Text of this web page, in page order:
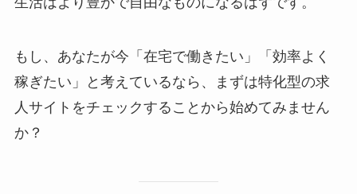
もし、あなたが今「在宅で働きたい」「効率よく
稼ぎたい」と考えているなら、まずは特化型の求
人サイトをチェックすることから始めてみません
か？